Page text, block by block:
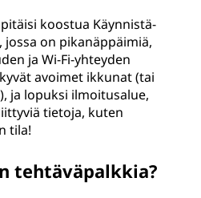
koostua Käynnistä-
on pikanäppäimiä,
ja Wi-Fi-yhteyden
avoimet ikkunat (tai
ja lopuksi ilmoitusalue,
tietoja, kuten
tila!
tehtäväpalkkia?